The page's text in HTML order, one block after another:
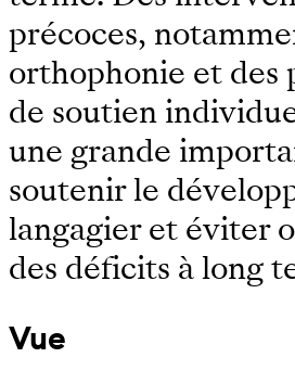
précoces,
orthophonie et des
de soutien
une grande
soutenir le
langagier et éviter
des déficits à long
Vue